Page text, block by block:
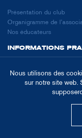
Présentation du club
Organigramme de
Nos éducateurs
INFORMATIONS
Les gymnases
Tarifs & Aides
Les permanences
Nous utilisons des
sur notre site web.